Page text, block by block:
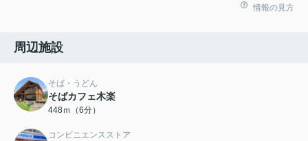
情報の見方
周辺施設
そば・うどん
そばカフェ木楽
448ｍ（6分）
コンビニエンスストア